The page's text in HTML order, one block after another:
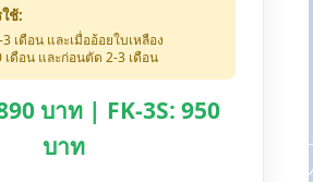
ช้:
เดือน และเมื่ออ้อยใบเหลือง
เดือน และก่อนตัด 2-3 เดือน
บาท | FK-3S: 950
บาท